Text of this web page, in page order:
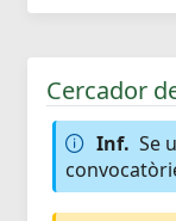
Cercador
Inf. Se